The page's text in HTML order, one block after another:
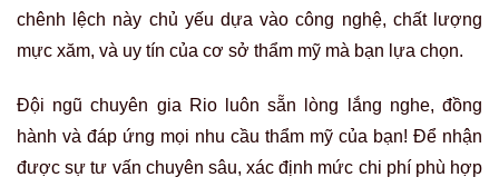
chênh lệch này chủ yếu dựa vào công nghệ, chất lượng
mực xăm, và uy tín của cơ sở thẩm mỹ mà bạn lựa chọn.
Đội ngũ chuyên gia Rio luôn sẵn lòng lắng nghe, đồng
hành và đáp ứng mọi nhu cầu thẩm mỹ của bạn! Để nhận
được sự tư vấn chuyên sâu, xác định mức chi phí phù hợp